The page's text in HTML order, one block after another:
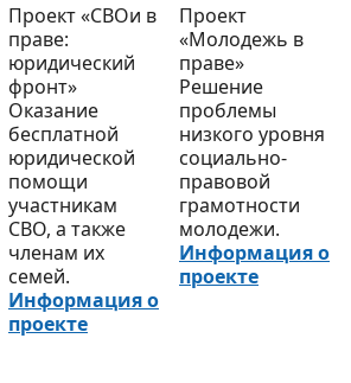
Проект «СВОи в
праве:
юридический
фронт»
Оказание
бесплатной
юридической
помощи
участникам
СВО, а также
членам их
семей.
Информация о
проекте
Проект
«Молодежь в
праве»
Решение
проблемы
низкого уровня
социально-
правовой
грамотности
молодежи.
Информация о
проекте